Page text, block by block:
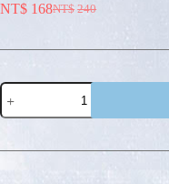
NT$ 240
NT$ 168